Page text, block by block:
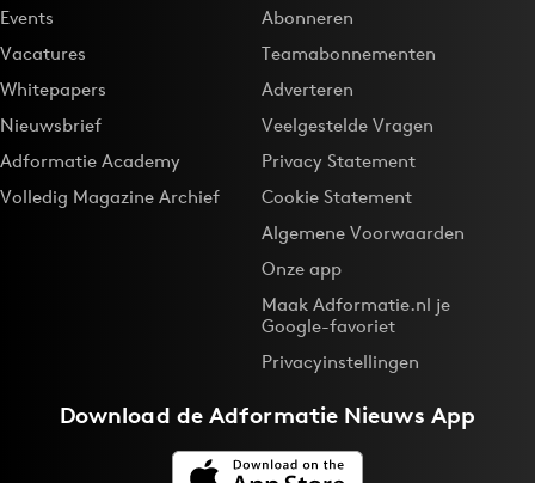
Events
Vacatures
Whitepapers
Nieuwsbrief
Adformatie Academy
Volledig Magazine Archief
Abonneren
Teamabonnementen
Adverteren
Veelgestelde Vragen
Privacy Statement
Cookie Statement
Algemene Voorwaarden
Onze app
Maak Adformatie.nl je
Google-favoriet
Privacyinstellingen
Download deAdformatie Nieuws App